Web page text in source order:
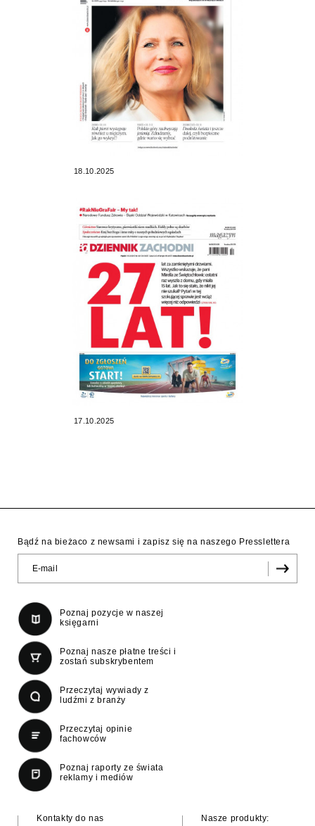
18.10.2025
17.10.2025
Bądź na bieżaco z newsami i zapisz się na naszego Presslettera
Poznaj pozycje w naszej
księgarni
Poznaj nasze płatne treści i
zostań subskrybentem
Przeczytaj wywiady z
ludźmi z branży
Przeczytaj opinie
fachowców
Poznaj raporty ze świata
reklamy i mediów
Kontakty do nas
Nasze produkty: